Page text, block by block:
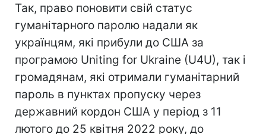
Так, право поновити свій статус
гуманітарного паролю надали як
українцям, які прибули до США за
програмою Uniting for Ukraine (U4U), так і
громадянам, які отримали гуманітарний
пароль в пунктах пропуску через
державний кордон США у період з 11
лютого до 25 квітня 2022 року, до